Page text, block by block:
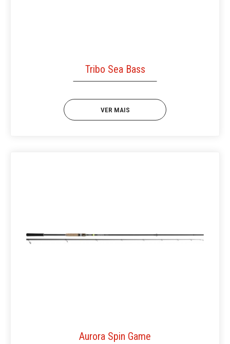
Tribo Sea Bass
VER MAIS
Aurora Spin Game